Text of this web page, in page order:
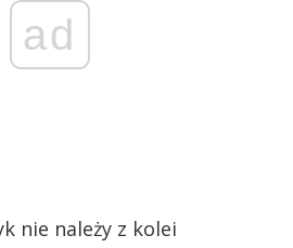
ad
nie należy z kolei